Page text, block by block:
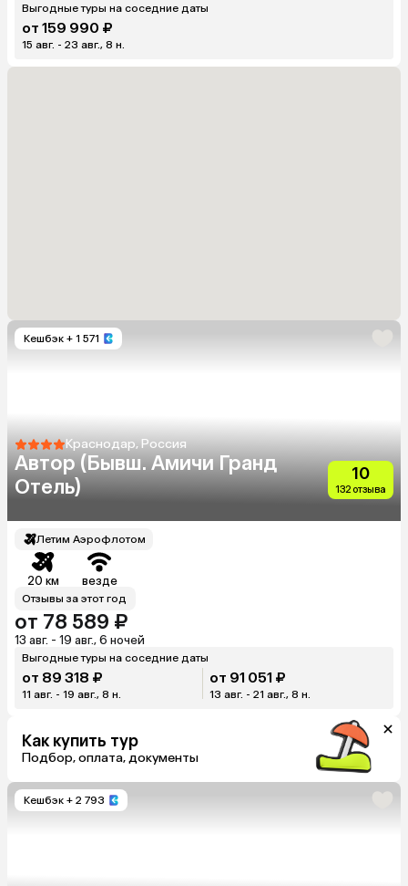
Выгодные туры на соседние даты
от 159 990 ₽
15 авг. - 23 авг., 8 н.
Кешбэк + 1 571
Краснодар, Россия
Автор (Бывш. Амичи Гранд
Отель)
10
132 отзыва
Летим Аэрофлотом
20 км везде
Отзывы за этот год
от 78 589 ₽
13 авг. - 19 авг., 6 ночей
Выгодные туры на соседние даты
от 89 318 ₽
11 авг. - 19 авг., 8 н.
от 91 051 ₽
13 авг. - 21 авг., 8 н.
Как купить тур
Подбор, оплата, документы
Кешбэк + 2 793